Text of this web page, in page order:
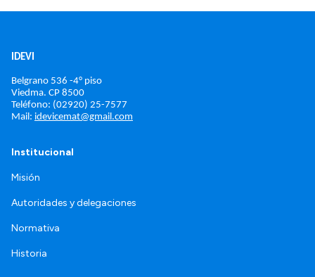
IDEVI
Belgrano 536 -4° piso
Viedma. CP 8500
Teléfono: (02920) 25-7577
Mail: idevicemat@gmail.com
Institucional
Misión
Autoridades y delegaciones
Normativa
Historia